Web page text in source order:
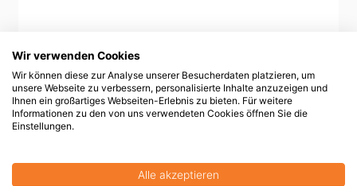
Wir verwenden Cookies
Wir können diese zur Analyse unserer Besucherdaten platzieren, um
unsere Webseite zu verbessern, personalisierte Inhalte anzuzeigen und
Ihnen ein großartiges Webseiten-Erlebnis zu bieten. Für weitere
Informationen zu den von uns verwendeten Cookies öffnen Sie die
Einstellungen.
Alle akzeptieren